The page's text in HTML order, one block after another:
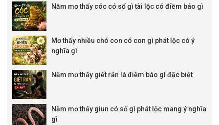
Nằm mơ thấy cóc có số gì tài lộc có điềm báo gì
Mơ thấy nhiều chó con có con gì phát lộc có ý
nghĩa gì
Nằm mơ thấy giết rắn là điềm báo gì đặc biệt
Nằm mơ thấy giun có số gì phát lộc mang ý nghĩa
gì